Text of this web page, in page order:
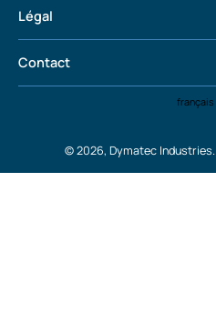
Légal
Contact
français
© 2026, Dymatec Industries.